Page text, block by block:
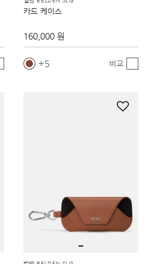
카드 케이스
160,000 원
5 비교